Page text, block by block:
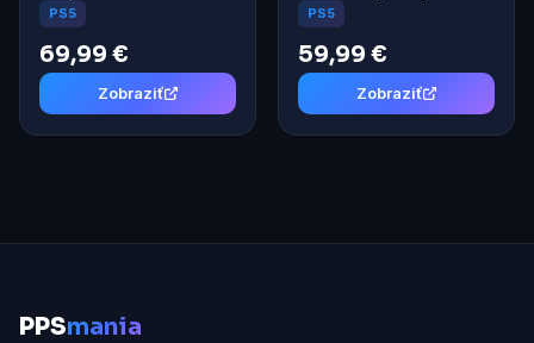
Edition (PS5)
PS5
69,99 €
Zobraziť
Launch Edition (PS5)
PS5
59,99 €
Zobraziť
PPSmania